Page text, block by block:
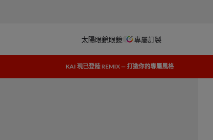
太陽眼鏡眼鏡 專屬訂製
KAI 現已登陸 REMIX — 打造你的專屬風格